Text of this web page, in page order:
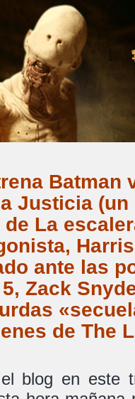
Batman
Justicia
de La
ante las
Zack
de The
blog en este